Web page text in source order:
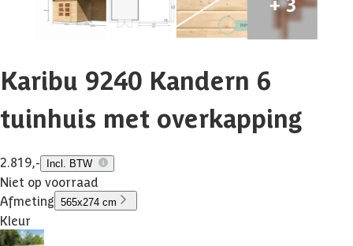
Karibu 9240 Kandern 6
tuinhuis met overkapping
2.819,- Incl. BTW
Niet op voorraad
Afmeting 565x274 cm
Kleur